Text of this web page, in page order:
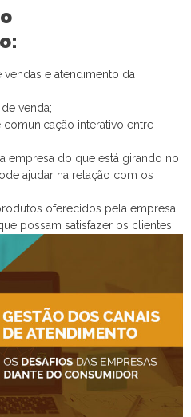
e atendimento da
venda;
comunicação interativo entre
empresa do que está girando no
ajudar na relação com os
oferecidos pela empresa;
possam satisfazer os clientes.